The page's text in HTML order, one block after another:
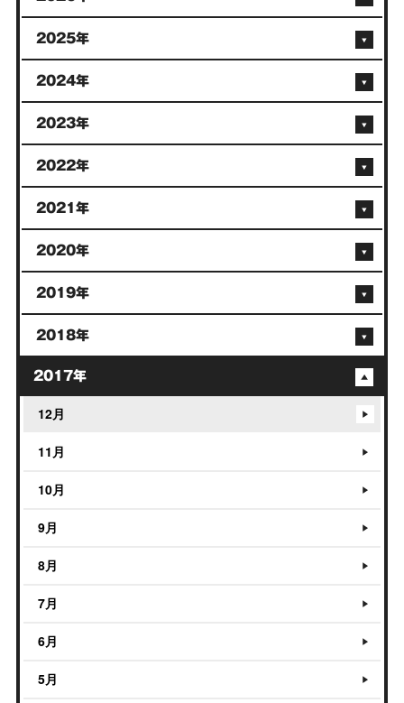
2025年
2024年
2023年
2022年
2021年
2020年
2019年
2018年
2017年
12月
11月
10月
9月
8月
7月
6月
5月